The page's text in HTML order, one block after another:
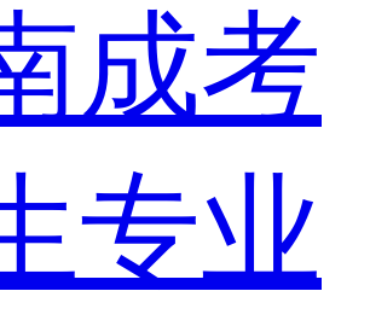
成考
专业